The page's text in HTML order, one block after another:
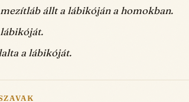
állt a lábikóján a homokban.
a lábikóját.